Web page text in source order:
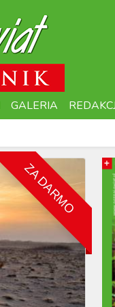
GALERIA
ZA DARMO